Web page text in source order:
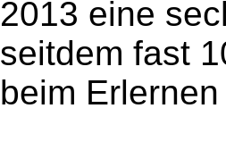
2013 eine
seitdem fast
beim